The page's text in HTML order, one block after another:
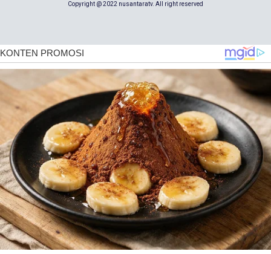
Copyright @ 2022 nusantaratv. All right reserved